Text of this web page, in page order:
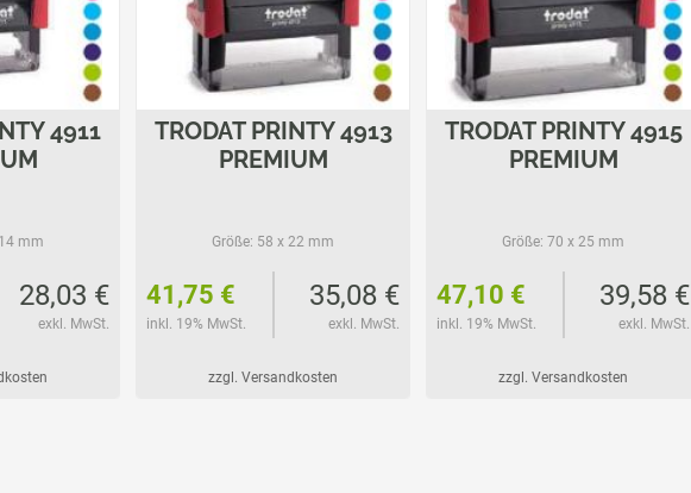
4911
mm
28,03 €
exkl. MwSt.
TRODAT PRINTY 4913
PREMIUM
Größe: 58 x 22 mm
41,75 €
inkl. 19% MwSt.
35,08 €
exkl. MwSt.
zzgl. Versandkosten
TRODAT PRINTY 4915
PREMIUM
Größe: 70 x 25 mm
47,10 €
inkl. 19% MwSt.
39,58 €
exkl. MwSt.
zzgl. Versandkosten